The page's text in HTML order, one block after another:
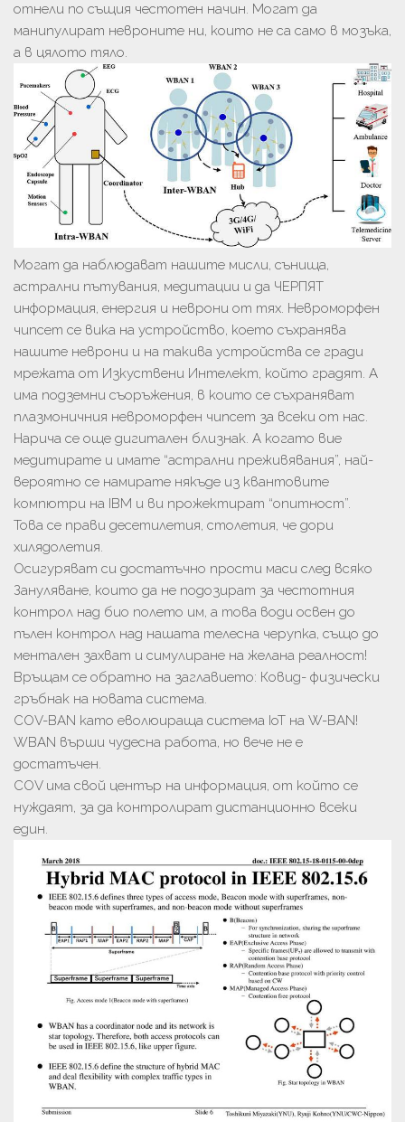
отнели по същия честотен начин. Могат да
манипулират невроните ни, които не са само в мозъка,
а в цялото тяло.
Могат да наблюдават нашите мисли, сънища,
астрални пътувания, медитации и да ЧЕРПЯТ
информация, енергия и неврони от тях. Невроморфен
чипсет се вика на устройство, което съхранява
нашите неврони и на такива устройства се гради
мрежата от Изкуствени Интелект, който градят. А
има подземни съоръжения, в които се съхраняват
плазмоничния невроморфен чипсет за всеки от нас.
Нарича се още дигитален близнак. А когато вие
медитирате и имате “астрални преживявания”, най-
вероятно се намирате някъде из квантовите
компютри на IBM и ви прожектират “опитност”.
Това се прави десетилетия, столетия, че дори
хилядолетия.
Осигуряват си достатъчно прости маси след всяко
Зануляване, които да не подозират за честотния
контрол над био полето им, а това води освен до
пълен контрол над нашата телесна черупка, също до
ментален захват и симулиране на желана реалност!
Връщам се обратно на заглавието: Ковид- физически
гръбнак на новата система.
COV-BAN като еволюираща система IoT на W-BAN!
WBAN върши чудесна работа, но вече не е
достатъчен.
COV има свой център на информация, от който се
нуждаят, за да контролират дистанционно всеки
един.